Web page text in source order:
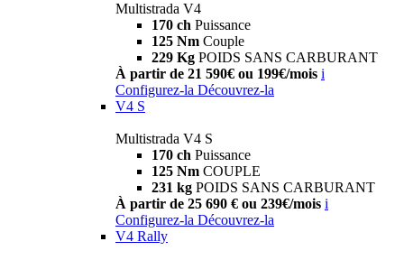
Multistrada V4
170 ch Puissance
125 Nm Couple
229 Kg POIDS SANS CARBURANT
À partir de 21 590€ ou 199€/mois i
Configurez-la Découvrez-la
V4 S
Multistrada V4 S
170 ch Puissance
125 Nm COUPLE
231 kg POIDS SANS CARBURANT
À partir de 25 690 € ou 239€/mois i
Configurez-la Découvrez-la
V4 Rally